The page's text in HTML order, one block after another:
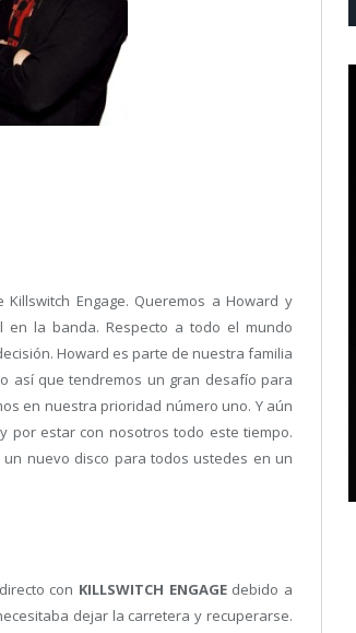
Engage. Queremos a Howard y
la banda. Respecto a todo el mundo
Howard es parte de nuestra familia
así que tendremos un gran desafío para
en nuestra prioridad número uno. Y aún
por estar con nosotros todo este tiempo.
nuevo disco para todos ustedes en un
con KILLSWITCH ENGAGEdebido a
dejar la carretera y recuperarse.